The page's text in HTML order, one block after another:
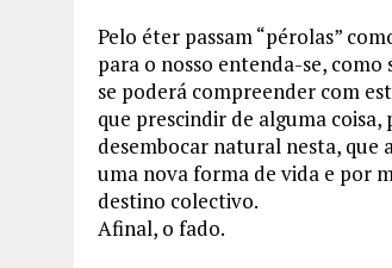
Pelo éter passam “pérolas”
para o nosso entenda-se, como
se poderá compreender com
que prescindir de alguma coisa,
desembocar natural nesta,
uma nova forma de vida e por
destino colectivo.
Afinal, o fado.